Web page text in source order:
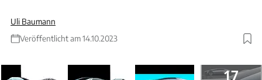
Uli Baumann
Veröffentlicht am 14.10.2023
17